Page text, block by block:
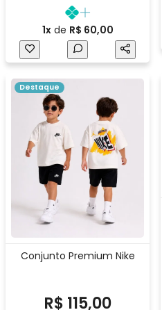
1xde R$ 60,00
Destaque
Conjunto Premium Nike
R$ 115,00